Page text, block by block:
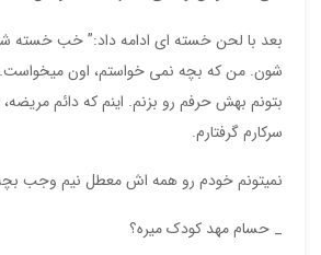
بعد با لحن خسته ای ادامه داد:” خب
شون. من که بچه نمی خواستم، اون
بتونم بهش حرفم رو بزنم. اینم که دائم مریضه،
سرکارم گرفتارم.
نمیتونم خودم رو همه اش معطل نیم وجب
_ حسام مهد کودک میره؟